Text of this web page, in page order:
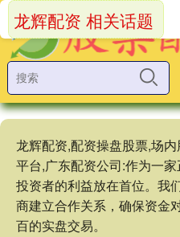
龙辉配资,配资操盘股票,场
平台,广东配资公司:作为一
投资者的利益放在首位。我
商建立合作关系，确保资金
百的实盘交易。
龙辉配资 相关话题